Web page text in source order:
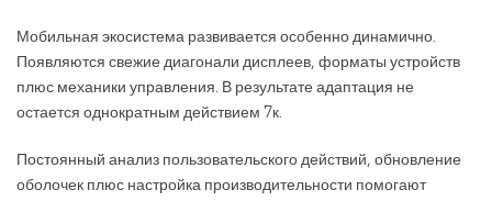
Мобильная экосистема развивается особенно динамично.
Появляются свежие диагонали дисплеев, форматы устройств
плюс механики управления. В результате адаптация не
остается однократным действием 7к.
Постоянный анализ пользовательского действий, обновление
оболочек плюс настройка производительности помогают